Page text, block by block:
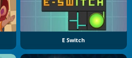
E Switch